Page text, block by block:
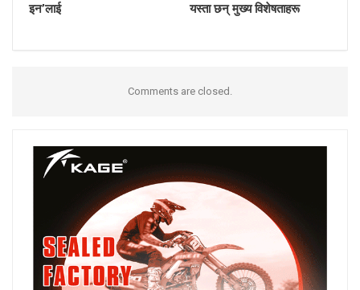
इन’लाई
यस्ता छन् मुख्य विशेषताहरू
Comments are closed.